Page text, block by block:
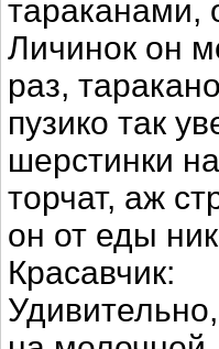
тараканами,
Личинок он
раз,
пузико так
шерстинки
торчат, аж
он от еды
Красавчик: